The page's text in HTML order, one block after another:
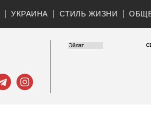
УКРАИНА СТИЛЬ ЖИЗНИ